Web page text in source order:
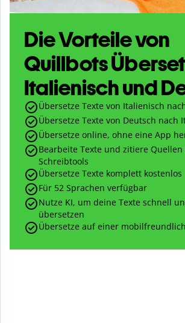
Die Vorteile von
Quillbots
Italienisch und
Übersetze Texte von Italienisch
Übersetze Texte von Deutsch nach
Übersetze online, ohne eine App
Bearbeite Texte und zitiere
Schreibtools
Übersetze Texte komplett kostenlos
Für 52 Sprachen verfügbar
Nutze KI, um deine Texte schnell
übersetzen
Übersetze auf einer